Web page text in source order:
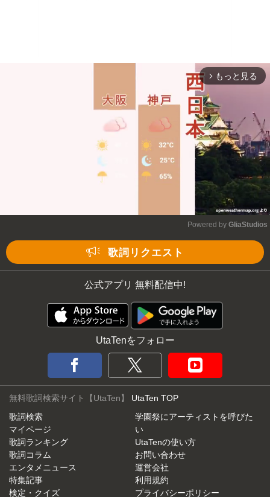
arrow_forward_ios もっと見る
Powered by GliaStudios
歌詞リクエスト
公式アプリ 無料配信中!
UtaTenをフォロー
無料歌詞検索サイト【UtaTen】 UtaTen TOP
歌詞検索
マイページ
歌詞ランキング
歌詞コラム
エンタメニュース
特集記事
検定・クイズ
学園祭にアーティストを呼びた
い
UtaTenの使い方
お問い合わせ
運営会社
利用規約
プライバシーポリシー